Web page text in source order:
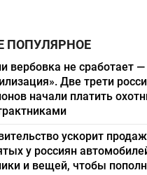
ПОПУЛЯРНОЕ
вербовка не сработает
Две трети
начали платить
ускорит
у россиян
и вещей, чтобы